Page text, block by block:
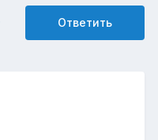
Ответить